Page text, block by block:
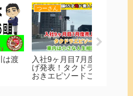
キッタン
スランプかも!?と感じた
らこのセルフチェックを
実施 閑散期も生き残る